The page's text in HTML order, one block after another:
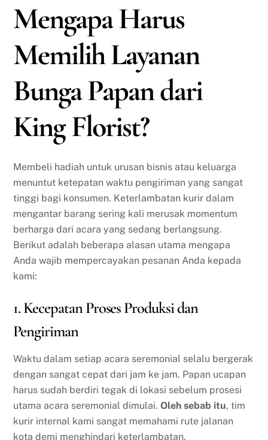
Mengapa Harus
Memilih Layanan
Bunga Papan dari
King Florist?
Membeli hadiah untuk urusan bisnis atau keluarga
menuntut ketepatan waktu pengiriman yang sangat
tinggi bagi konsumen. Keterlambatan kurir dalam
mengantar barang sering kali merusak momentum
berharga dari acara yang sedang berlangsung.
Berikut adalah beberapa alasan utama mengapa
Anda wajib mempercayakan pesanan Anda kepada
kami:
1. Kecepatan Proses Produksi dan
Pengiriman
Waktu dalam setiap acara seremonial selalu bergerak
dengan sangat cepat dari jam ke jam. Papan ucapan
harus sudah berdiri tegak di lokasi sebelum prosesi
utama acara seremonial dimulai.Oleh sebab itu, tim
kurir internal kami sangat memahami rute jalanan
kota demi menghindari keterlambatan.